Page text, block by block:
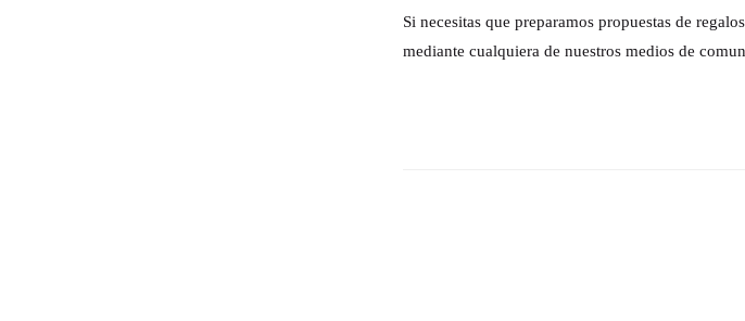
Si necesitas que preparamos propuestas de
mediante cualquiera de nuestros medios de